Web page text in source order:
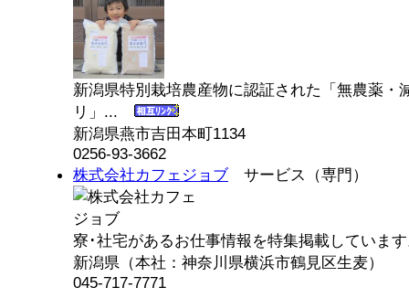
新潟県特別栽培農産物に認証された「無農薬・
リ」...
新潟県燕市吉田本町1134
0256-93-3662
株式会社カフェジョブサービス（専門）
寮･社宅があるお仕事情報を特集掲載してい
新潟県（本社：神奈川県横浜市鶴見区生麦）
045-717-7771